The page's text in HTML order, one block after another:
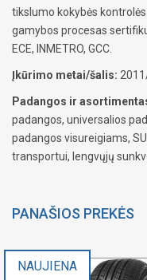
tikslumo kokybės
gamybos procesas
ECE, INMETRO, GCC.
Įkūrimo metai/šalis:
Padangos ir
padangos, universalios
padangos visureigiams,
transportui, lengvųjų
PANAŠIOS PREKĖS
NAUJIENA